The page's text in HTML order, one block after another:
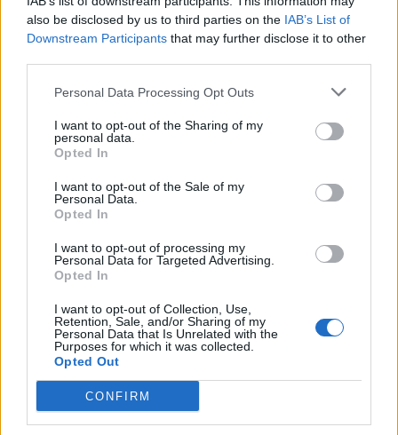
also be disclosed by us to third parties on the IAB’s List of
Downstream Participants that may further disclose it to other
Personal Data Processing Opt Outs
I want to opt-out of the Sharing of my
personal data.
Opted In
I want to opt-out of the Sale of my
Personal Data.
Opted In
I want to opt-out of processing my
Personal Data for Targeted Advertising.
Opted In
I want to opt-out of Collection, Use,
Retention, Sale, and/or Sharing of my
Personal Data that Is Unrelated with the
Purposes for which it was collected.
Opted Out
CONFIRM
Ψυχίατροι: Έκκληση για υπεύθυνη ενημέρωση και
ενίσχυση της ψυχικής υγείας των νέων
ΕΠΙΚΑΙΡΌΤΗΤΑ